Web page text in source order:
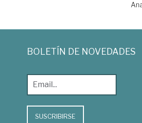
BOLETÍN DE NOVEDADES
SUSCRIBIRSE